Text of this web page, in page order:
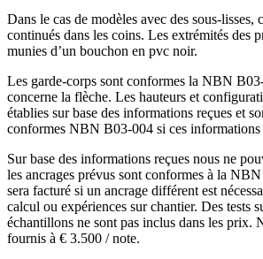
Dans le cas de modèles avec des sous-lisses,
continués dans les coins. Les extrémités des
munies d’un bouchon en pvc noir.
Les garde-corps sont conformes la NBN
concerne la flèche. Les hauteurs et
établies sur base des informations reçues et
conformes NBN B03-004 si ces informations
Sur base des informations reçues nous ne
les ancrages prévus sont conformes à la
sera facturé si un ancrage différent est
calcul ou expériences sur chantier. Des tests
échantillons ne sont pas inclus dans les prix.
fournis à € 3.500 / note.